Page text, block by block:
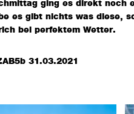
ging es direkt noch
es gibt nichts was diese,
bei perfektem Wetter.
31.03.2021